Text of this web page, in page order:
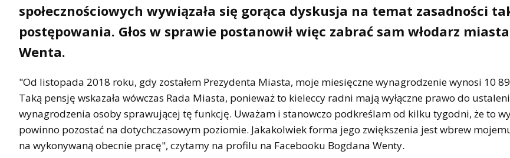
społecznościowych wywiązała się gorąca dyskusja na temat zasadności
postępowania. Głos w sprawie postanowił więc zabrać sam włodarz
Wenta.
"Od listopada 2018 roku, gdy zostałem Prezydenta Miasta, moje miesięczne wynagrodzenie wynosi 10
Taką pensję wskazała wówczas Rada Miasta, ponieważ to kieleccy radni mają wyłączne prawo do
wynagrodzenia osoby sprawującej tę funkcję. Uważam i stanowczo podkreślam od kilku tygodni, że to
powinno pozostać na dotychczasowym poziomie. Jakakolwiek forma jego zwiększenia jest wbrew
na wykonywaną obecnie pracę", czytamy na profilu na Facebooku Bogdana Wenty.